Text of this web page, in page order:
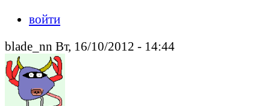
войти
blade_nn Вт, 16/10/2012 - 14:44